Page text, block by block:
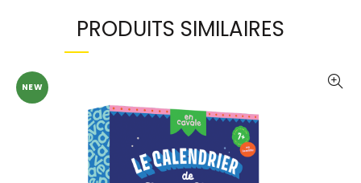
PRODUITS SIMILAIRES
NEW